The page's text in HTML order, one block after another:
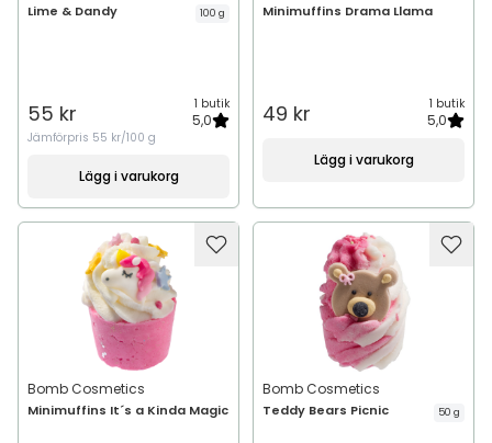
Lime & Dandy 100 g
55 kr 1 butik
5,0
Jämförpris 55 kr/100 g
Lägg i varukorg
Minimuffins Drama Llama
49 kr 1 butik
5,0
Lägg i varukorg
Bomb Cosmetics
Minimuffins It´s a Kinda Magic
Bomb Cosmetics
Teddy Bears Picnic 50 g